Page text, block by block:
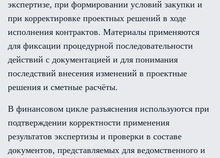
экспертизе, при формировании условий закупки и
при корректировке проектных решений в ходе
исполнения контрактов. Материалы применяются
для фиксации процедурной последовательности
действий с документацией и для понимания
последствий внесения изменений в проектные
решения и сметные расчёты.
В финансовом цикле разъяснения используются при
подтверждении корректности применения
результатов экспертизы и проверки в составе
документов, представляемых для ведомственного и